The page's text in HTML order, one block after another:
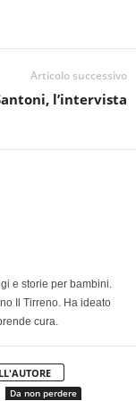
Articolo successivo
l’intervista
e storie per bambini.
Il Tirreno. Ha ideato
cura.
Da non perdere